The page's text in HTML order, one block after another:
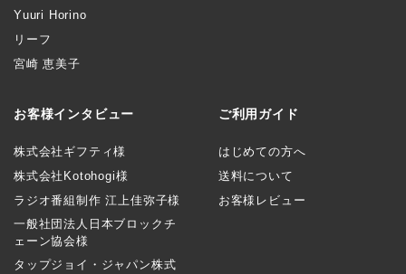
Yuuri Horino
リーフ
宮崎 恵美子
お客様インタビュー
株式会社ギフティ様
株式会社Kotohogi様
ラジオ番組制作 江上佳弥子様
一般社団法人日本ブロックチ
ェーン協会様
タップジョイ・ジャパン株式
ご利用ガイド
はじめての方へ
送料について
お客様レビュー